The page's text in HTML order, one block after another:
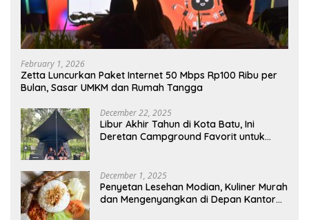
February 1, 2026
Zetta Luncurkan Paket Internet 50 Mbps Rp100 Ribu per
Bulan, Sasar UMKM dan Rumah Tangga
December 22, 2025
Libur Akhir Tahun di Kota Batu, Ini
Deretan Campground Favorit untuk
December 1, 2025
Penyetan Lesehan Modian, Kuliner Murah
dan Mengenyangkan di Depan Kantor